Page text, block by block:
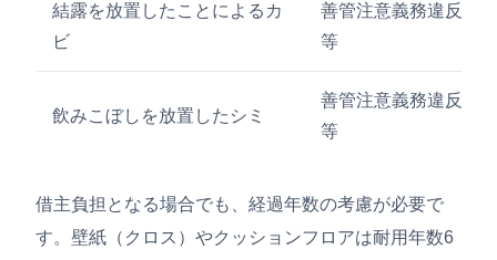
結露を放置したことによるカ
ビ
善管注意義務違反
等
飲みこぼしを放置したシミ
善管注意義務違反
等
借主負担となる場合でも、経過年数の考慮が必要で
す。壁紙（クロス）やクッションフロアは耐用年数6